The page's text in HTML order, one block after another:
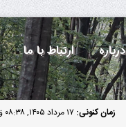
درباره ارتباط با ما
زمان کنونی: ۱۷ مرداد ۱۴۰۵, ۰۸:۳۸ ق.ظ